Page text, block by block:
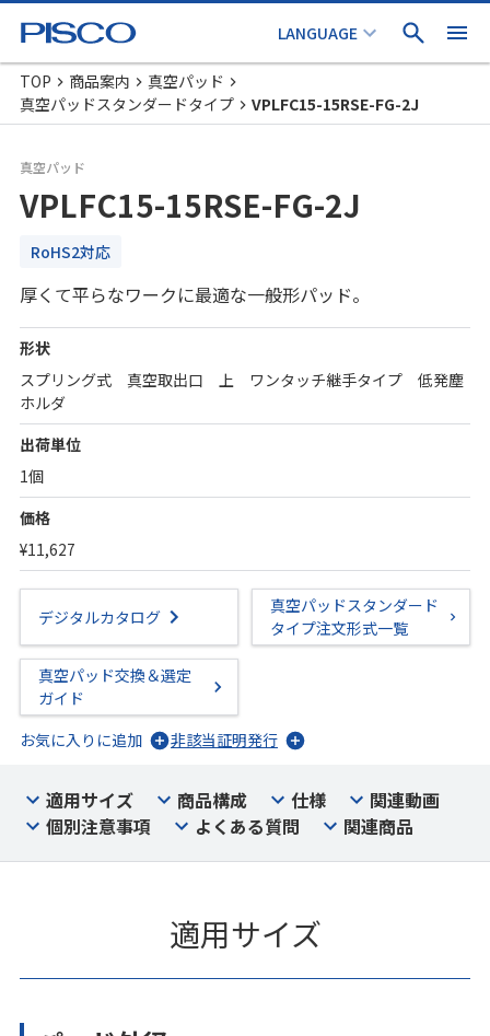
TOP 商品案内
真空パッド
真空パッドスタンダードタイプ
VPLFC15-15RSE-FG-2J
真空パッド
VPLFC15-15RSE-FG-2J
RoHS2対応
厚くて平らなワークに最適な一般形パッド。
形状
スプリング式 真空取出口 上 ワンタッチ継手タイプ 低発塵
ホルダ
出荷単位
1個
価格
¥11,627
デジタルカタログ
真空パッドスタンダード
タイプ注文形式一覧
真空パッド交換＆選定
ガイド
お気に入りに追加
非該当証明発行
適用サイズ 商品構成 仕様
関連動画
個別注意事項
よくある質問 関連商品
適用サイズ